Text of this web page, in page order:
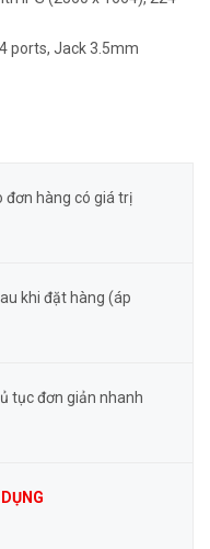
ports, Jack 3.5mm
đơn hàng có giá trị
khi đặt hàng (áp
tục đơn giản nhanh